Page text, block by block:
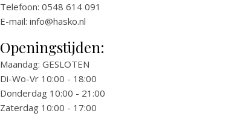
Telefoon: 0548 614 091
E-mail: info@hasko.nl
Openingstijden:
Maandag: GESLOTEN
Di-Wo-Vr 10:00 - 18:00
Donderdag 10:00 - 21:00
Zaterdag 10:00 - 17:00